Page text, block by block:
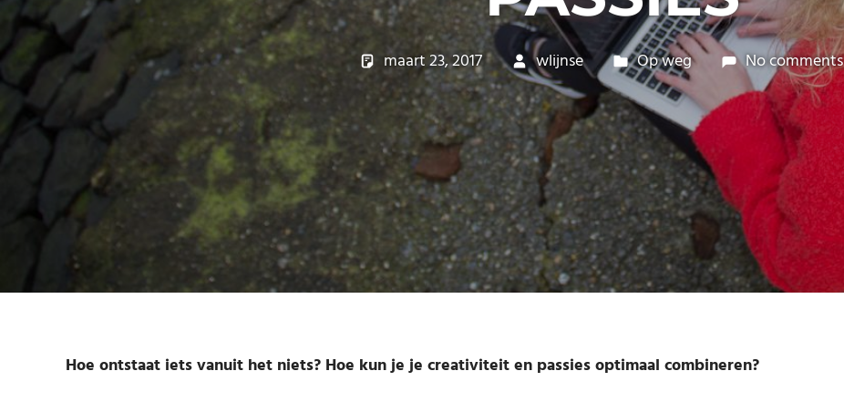
maart 23, 2017 wlijnse Op weg No comments
Hoe ontstaat iets vanuit het niets? Hoe kun je je creativiteit en passies optimaal combineren?